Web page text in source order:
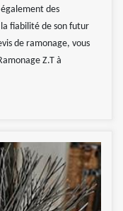
des
fiabilité de son futur
de ramonage, vous
Z.T à